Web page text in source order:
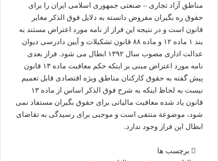
مناطق آزاد تجاری – صنعتی جمهوری اسلامی ایران را برای
حقوق ره بگیران مفروض دانسته به دلایل فوق الذكر مغایر
قانون است و در نتیجه این فراز از نامه مورد اعتراض مستند به
بند ۱ ماده ۱۲ و ماده ۸۸ قانون تشکیلات و آیین دادرسی دیوان
عدالت اداری مصوب سال ۱۳۹۲ ابطال می شود. فراز بعدی
نامه مورد اعتراض مبنی بر اینکه حکم معافیت ماده ۱۳ قانون
پیش گفته به حقوق کارکنان مناطق ویژه اقتصادی قابل تعمیم
نیست به لحاظ اینکه به شرح فوق الذكر اساس از ماده ۱۳
قانون یاد شده معافیت مالیاتی برای حقوق بگیران مستفاد نمی
شود، موضوعة منتفی است و موجبی برای رسیدگی به تقاضای
ابطال این فراز وجود ندارد.
برچسب ها